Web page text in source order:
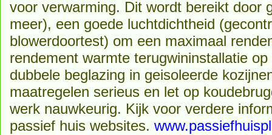
voor verwarming. Dit wordt bereikt door
meer), een goede luchtdichtheid
blowerdoortest) om een maximaal
rendement warmte terugwininstallatie
dubbele beglazing in geisoleerde
maatregelen serieus en let op
werk nauwkeurig. Kijk voor verdere
passief huis websites.